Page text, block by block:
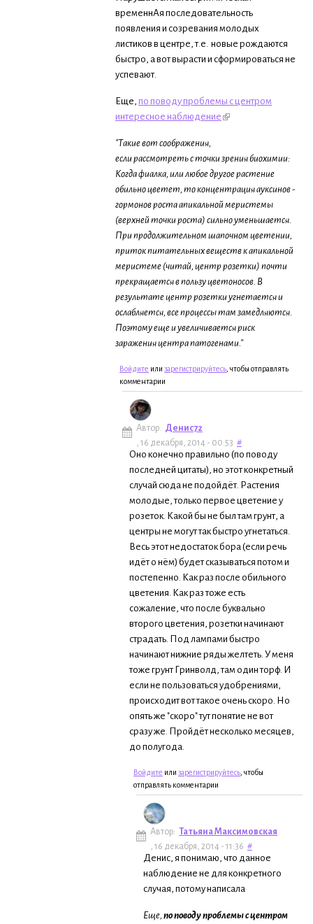
временнАя последовательность
появления и созревания молодых
листиков в центре, т.е. новые рождаются
быстро, а вот вырасти и сформироваться не
успевают.
Еще, по поводу проблемы с центром
интересное наблюдение
"Такие вот соображения,
если рассмотреть с точки зрения биохимии:
Когда фиалка, или любое другое растение
обильно цветет, то концентрация ауксинов -
гормонов роста апикальной меристемы
(верхней точки роста) сильно уменьшается.
При продолжительном шапочном цветении,
приток питательных веществ к апикальной
меристеме (читай, центр розетки) почти
прекращается в пользу цветоносов. В
результате центр розетки угнетается и
ослабляется, все процессы там замедляются.
Поэтому еще и увеличивается риск
заражения центра патогенами."
Войдите или зарегистрируйтесь , чтобы отправлять
комментарии
Автор: Денис72
, 16 декабря, 2014 - 00:53 #
Оно конечно правильно (по поводу
последней цитаты), но этот конкретный
случай сюда не подойдёт. Растения
молодые, только первое цветение у
розеток. Какой бы не был там грунт, а
центры не могут так быстро угнетаться.
Весь этот недостаток бора (если речь
идёт о нём) будет сказываться потом и
постепенно. Как раз после обильного
цветения. Как раз тоже есть
сожаление, что после буквально
второго цветения, розетки начинают
страдать. Под лампами быстро
начинают нижние ряды желтеть. У меня
тоже грунт Гринволд, там один торф. И
если не пользоваться удобрениями,
происходит вот такое очень скоро. Но
опять же "скоро" тут понятие не вот
сразу же. Пройдёт несколько месяцев,
до полугода.
Войдите или зарегистрируйтесь , чтобы
отправлять комментарии
Автор: Татьяна Максимовская
, 16 декабря, 2014 - 11:36 #
Денис, я понимаю, что данное
наблюдение не для конкретного
случая, потому написала
Еще, по поводу проблемы с центром